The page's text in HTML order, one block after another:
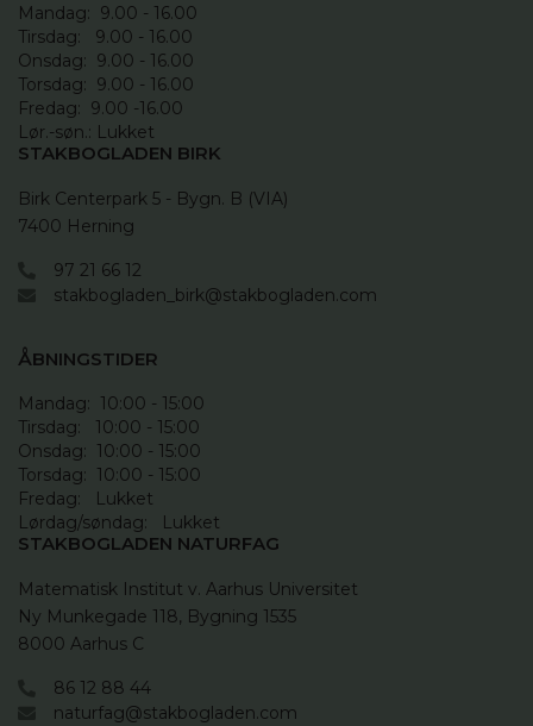
Mandag:  9.00 - 16.00
Tirsdag:   9.00 - 16.00
Onsdag:  9.00 - 16.00
Torsdag:  9.00 - 16.00
Fredag:  9.00 -16.00
Lør.-søn.: Lukket
STAKBOGLADEN BIRK
Birk Centerpark 5 - Bygn. B (VIA)
7400 Herning
97 21 66 12
stakbogladen_birk@stakbogladen.com
ÅBNINGSTIDER
Mandag:  10:00 - 15:00
Tirsdag:   10:00 - 15:00
Onsdag:  10:00 - 15:00
Torsdag:  10:00 - 15:00
Fredag:   Lukket
Lørdag/søndag:   Lukket
STAKBOGLADEN NATURFAG
Matematisk Institut v. Aarhus Universitet
Ny Munkegade 118, Bygning 1535
8000 Aarhus C
86 12 88 44
naturfag@stakbogladen.com